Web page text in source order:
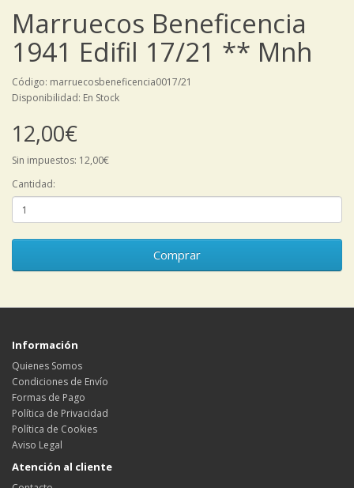
Marruecos Beneficencia
1941 Edifil 17/21 ** Mnh
Código: marruecosbeneficencia0017/21
Disponibilidad: En Stock
12,00€
Sin impuestos: 12,00€
Cantidad:
Comprar
Información
Quienes Somos
Condiciones de Envío
Formas de Pago
Política de Privacidad
Política de Cookies
Aviso Legal
Atención al cliente